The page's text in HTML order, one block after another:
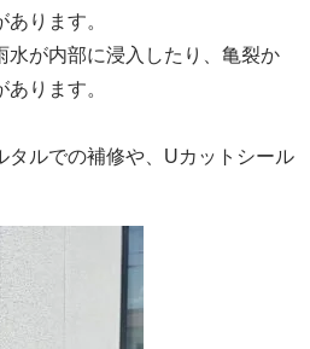
ります。
水が内部に浸入したり、亀裂か
ります。
タルでの補修や、Uカットシール